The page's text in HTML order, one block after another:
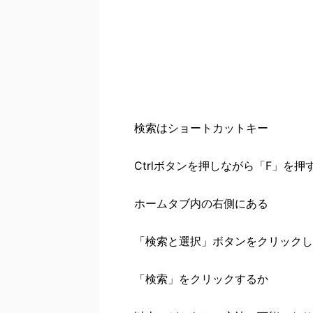
検索はショートカットキー
Ctrlボタンを押しながら「F」を押す
ホームタブ内の右側にある
「検索と選択」ボタンをクリック
「検索」をクリックするか